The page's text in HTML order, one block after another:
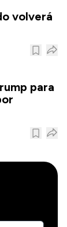
volverá
para